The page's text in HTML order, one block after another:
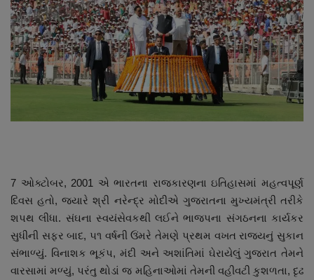
About Author
Contact
Dipotsav Special
આંતરરાષ્ટ્રીય
ગુજરાત
જુનાગઢ
Support US
7 ઓક્ટોબર, 2001 એ ભારતના રાજકારણના ઇતિહાસમાં મહત્વપૂર્ણ
દિવસ હતો, જ્યારે શ્રી નરેન્દ્ર મોદીએ ગુજરાતના મુખ્યમંત્રી તરીકે
શપથ લીધા. સંઘના સ્વયંસેવકથી લઈને ભાજપના સંગઠનના કાર્યકર
સુધીની સફર બાદ, ૫૧ વર્ષની ઉંમરે તેમણે પ્રથમ વખત રાજ્યનું સુકાન
સંભાળ્યું. વિનાશક ભૂકંપ, મંદી અને અશાંતિમાં ઘેરાયેલું ગુજરાત તેમને
વારસામાં મળ્યું, પરંતુ થોડાં જ મહિનાઓમાં તેમની વહીવટી કુશળતા, દૃઢ